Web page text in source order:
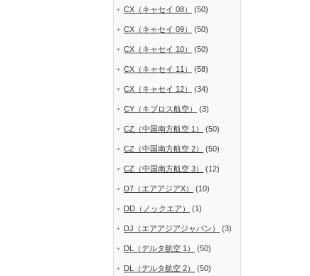
CX（キャセイ 08） (50)
CX（キャセイ 09） (50)
CX（キャセイ 10） (50)
CX（キャセイ 11） (58)
CX（キャセイ 12） (34)
CY（キプロス航空） (3)
CZ（中国南方航空 1） (50)
CZ（中国南方航空 2） (50)
CZ（中国南方航空 3） (12)
D7（エアアジアX） (10)
DD（ノックエア） (1)
DJ（エアアジアジャパン） (3)
DL（デルタ航空 1） (50)
DL（デルタ航空 2） (50)